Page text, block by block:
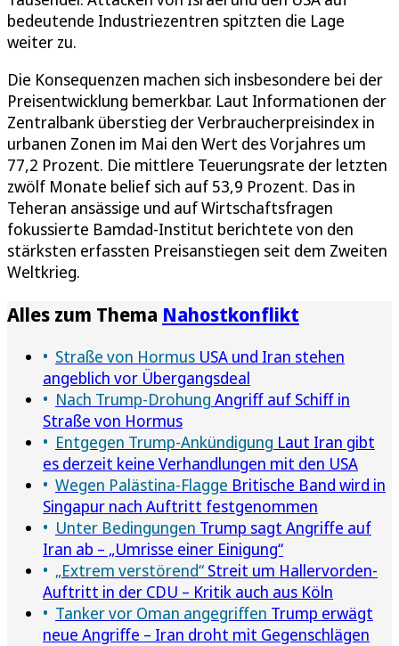
bedeutende Industriezentren spitzten die Lage
weiter zu.
Die Konsequenzen machen sich insbesondere bei der
Preisentwicklung bemerkbar. Laut Informationen der
Zentralbank überstieg der Verbraucherpreisindex in
urbanen Zonen im Mai den Wert des Vorjahres um
77,2 Prozent. Die mittlere Teuerungsrate der letzten
zwölf Monate belief sich auf 53,9 Prozent. Das in
Teheran ansässige und auf Wirtschaftsfragen
fokussierte Bamdad-Institut berichtete von den
stärksten erfassten Preisanstiegen seit dem Zweiten
Weltkrieg.
Alles zum Thema Nahostkonflikt
Straße von Hormus USA und Iran stehen
angeblich vor Übergangsdeal
Nach Trump-Drohung Angriff auf Schiff in
Straße von Hormus
Entgegen Trump-Ankündigung Laut Iran gibt
es derzeit keine Verhandlungen mit den USA
Wegen Palästina-Flagge Britische Band wird in
Singapur nach Auftritt festgenommen
Unter Bedingungen Trump sagt Angriffe auf
Iran ab – „Umrisse einer Einigung“
„Extrem verstörend“ Streit um Hallervorden-
Auftritt in der CDU – Kritik auch aus Köln
Tanker vor Oman angegriffen Trump erwägt
neue Angriffe – Iran droht mit Gegenschlägen